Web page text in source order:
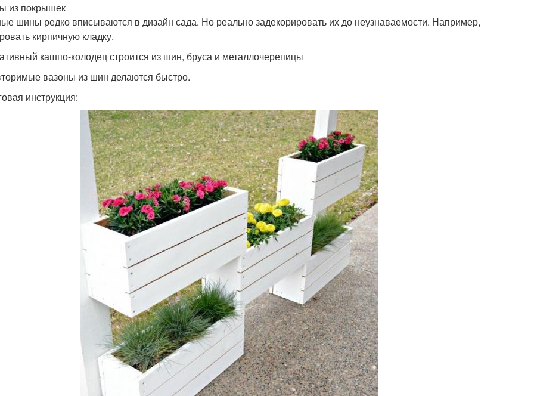
из покрышек
шины редко вписываются в дизайн сада. Но реально задекорировать их до неузнаваемости. Например,
кирпичную кладку.
кашпо-колодец строится из шин, бруса и металлочерепицы
вазоны из шин делаются быстро.
инструкция: